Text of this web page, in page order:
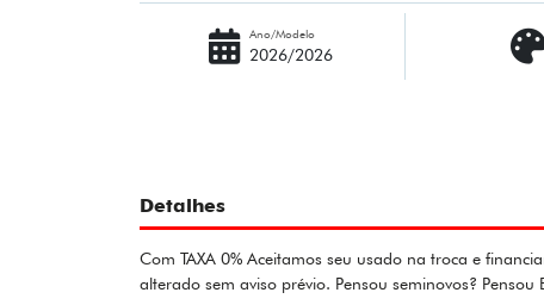
Ano/Modelo
2026/2026
Detalhes
Com TAXA 0% Aceitamos seu usado na troca e
alterado sem aviso prévio. Pensou seminovos?